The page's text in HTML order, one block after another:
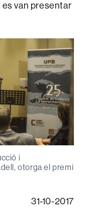
es van presentar
i
otorga el premi
31-10-2017